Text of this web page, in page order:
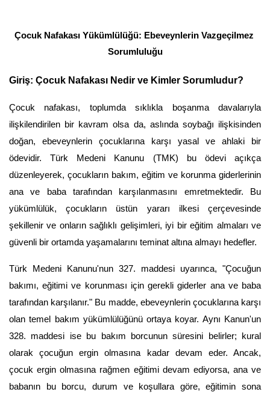
Çocuk Nafakası Yükümlülüğü: Ebeveynlerin Vazgeçilmez
Sorumluluğu
Giriş: Çocuk Nafakası Nedir ve Kimler Sorumludur?
Çocuk nafakası, toplumda sıklıkla boşanma davalarıyla
ilişkilendirilen bir kavram olsa da, aslında soybağı ilişkisinden
doğan, ebeveynlerin çocuklarına karşı yasal ve ahlaki bir
ödevidir. Türk Medeni Kanunu (TMK) bu ödevi açıkça
düzenleyerek, çocukların bakım, eğitim ve korunma giderlerinin
ana ve baba tarafından karşılanmasını emretmektedir. Bu
yükümlülük, çocukların üstün yararı ilkesi çerçevesinde
şekillenir ve onların sağlıklı gelişimleri, iyi bir eğitim almaları ve
güvenli bir ortamda yaşamalarını teminat altına almayı hedefler.
Türk Medeni Kanunu'nun 327. maddesi uyarınca, "Çocuğun
bakımı, eğitimi ve korunması için gerekli giderler ana ve baba
tarafından karşılanır." Bu madde, ebeveynlerin çocuklarına karşı
olan temel bakım yükümlülüğünü ortaya koyar. Aynı Kanun'un
328. maddesi ise bu bakım borcunun süresini belirler; kural
olarak çocuğun ergin olmasına kadar devam eder. Ancak,
çocuk ergin olmasına rağmen eğitimi devam ediyorsa, ana ve
babanın bu borcu, durum ve koşullara göre, eğitimin sona